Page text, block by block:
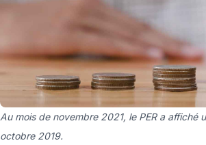
Au mois de novembre 2021, le PER a
octobre 2019.